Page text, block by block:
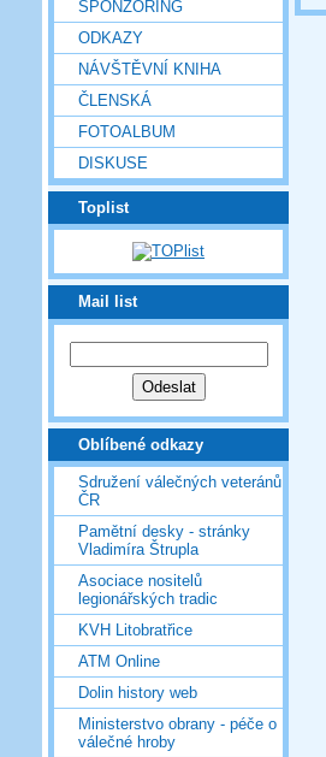
SPONZORING
ODKAZY
NÁVŠTĚVNÍ KNIHA
ČLENSKÁ
FOTOALBUM
DISKUSE
Toplist
Mail list
Oblíbené odkazy
Sdružení válečných veteránů
ČR
Pamětní desky - stránky
Vladimíra Štrupla
Asociace nositelů
legionářských tradic
KVH Litobratřice
ATM Online
Dolin history web
Ministerstvo obrany - péče o
válečné hroby